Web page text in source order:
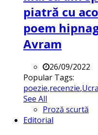
piatră cu
poem
Avram
26/09/2022
Popular Tags:
poezie,recenzie,
See All
Proză scurtă
Editorial